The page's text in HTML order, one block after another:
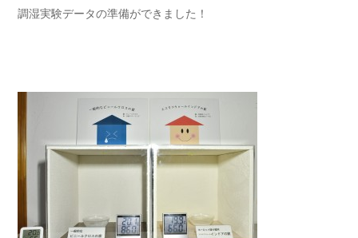
調湿実験データの準備ができました！